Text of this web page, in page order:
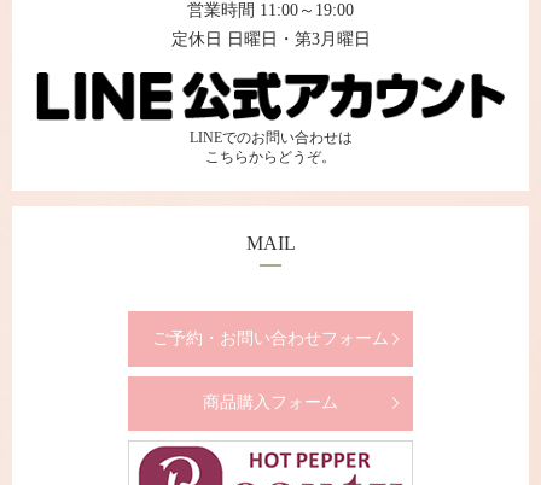
営業時間 11:00～19:00
定休日 日曜日・第3月曜日
LINEでのお問い合わせは
こちらからどうぞ。
MAIL
ご予約・お問い合わせフォーム
商品購入フォーム